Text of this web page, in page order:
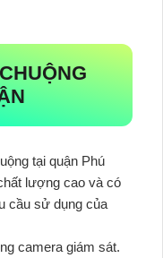
tại quận Phú
lượng cao và có
cầu sử dụng của
camera giám sát.